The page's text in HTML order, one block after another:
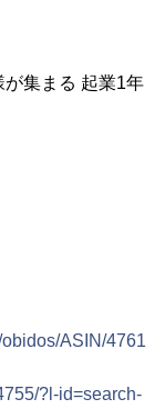
集まる 起業1年
ASIN/4761
?l-id=search-